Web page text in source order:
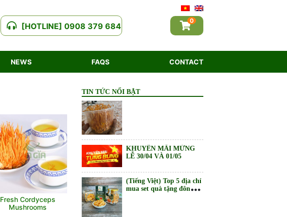
[HOTLINE] 0908 379 684
0
NEWS FAQS CONTACT
Fresh Cordyceps
Mushrooms
TIN TỨC NỔI BẬT
(Tiếng Việt) Top 5 địa chỉ
mua set quà tặng đông
trùng hạ thảo ở Vũng
Tàu chất lượng, giá tốt
mua set quà tặng đông
chất lượng, giá tốt
trùng hạ thảo ở Bình
KHUYẾN MÃI MỪNG
LỄ 30/04 VÀ 01/05
mua set quà tặng đông
trùng hạ thảo ở TPHCM